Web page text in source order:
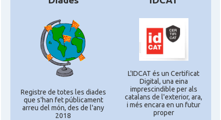
Registre de totes les diades
que s'han fet públicament
arreu del món, des de l'any
2018
L'IDCAT és un Certificat
Digital, una eina
imprescindible per als
catalans de l'exterior, ara,
i més encara en un futur
proper